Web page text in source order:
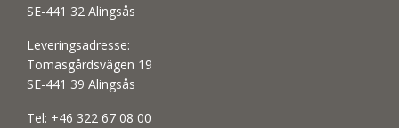
SE-441 32 Alingsås
Leveringsadresse:
Tomasgårdsvägen 19
SE-441 39 Alingsås
Tel: +46 322 67 08 00